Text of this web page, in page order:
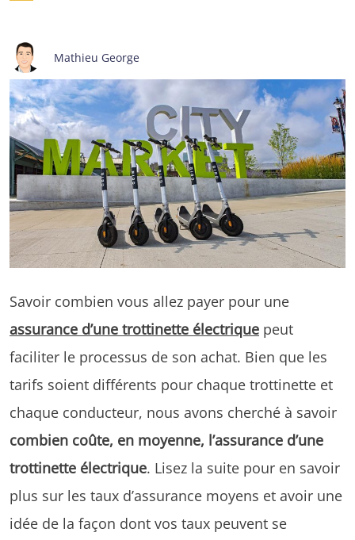
Mathieu George
Savoir combien vous allez payer pour une
assurance d’une trottinette électrique peut
faciliter le processus de son achat. Bien que les
tarifs soient différents pour chaque trottinette et
chaque conducteur, nous avons cherché à savoir
combien coûte, en moyenne, l’assurance d’une
trottinette électrique. Lisez la suite pour en savoir
plus sur les taux d’assurance moyens et avoir une
idée de la façon dont vos taux peuvent se